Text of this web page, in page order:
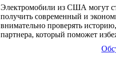
Электромобили из США могут
получить современный и
внимательно проверять
партнера, который поможет